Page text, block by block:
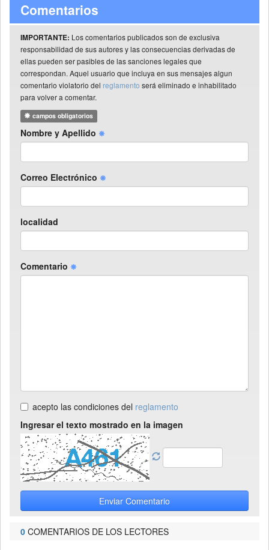
Comentarios
IMPORTANTE: Los comentarios publicados son de exclusiva
responsabilidad de sus autores y las consecuencias derivadas de
ellas pueden ser pasibles de las sanciones legales que
correspondan. Aquel usuario que incluya en sus mensajes algun
comentario violatorio del reglamento será eliminado e inhabilitado
para volver a comentar.
campos obligatorios
Nombre y Apellido
Correo Electrónico
localidad
Comentario
acepto las condiciones del reglamento
Ingresar el texto mostrado en la imagen
Enviar Comentario
0 COMENTARIOS DE LOS LECTORES